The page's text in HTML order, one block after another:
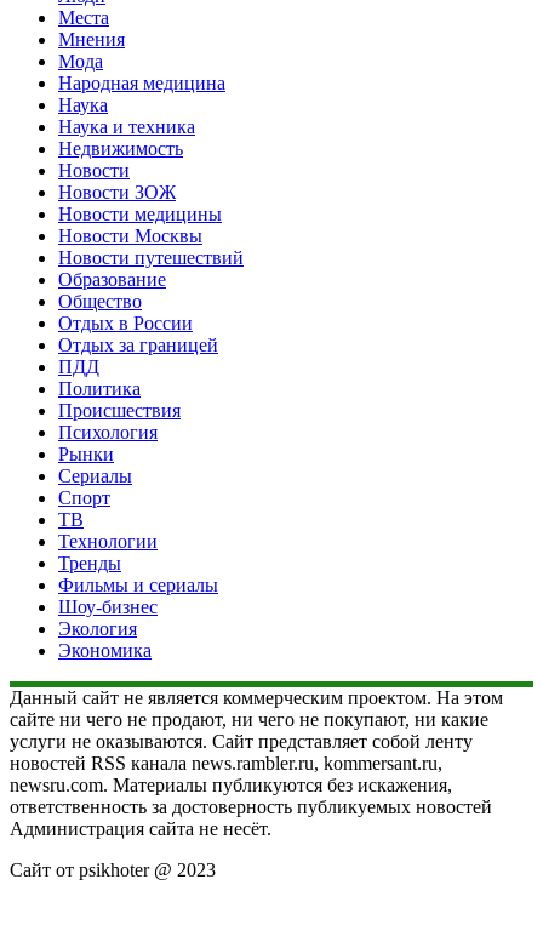
Места
Мнения
Мода
Народная медицина
Наука
Наука и техника
Недвижимость
Новости
Новости ЗОЖ
Новости медицины
Новости Москвы
Новости путешествий
Образование
Общество
Отдых в России
Отдых за границей
ПДД
Политика
Происшествия
Психология
Рынки
Сериалы
Спорт
ТВ
Технологии
Тренды
Фильмы и сериалы
Шоу-бизнес
Экология
Экономика
Данный сайт не является коммерческим проектом. На этом
сайте ни чего не продают, ни чего не покупают, ни какие
услуги не оказываются. Сайт представляет собой ленту
новостей RSS канала news.rambler.ru, kommersant.ru,
newsru.com. Материалы публикуются без искажения,
ответственность за достоверность публикуемых новостей
Администрация сайта не несёт.
Сайт от psikhoter @ 2023